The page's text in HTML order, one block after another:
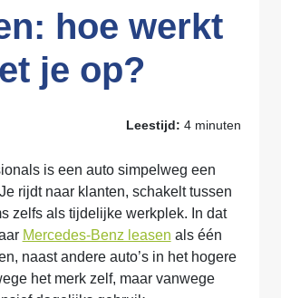
hoe werkt
je op?
Leestijd: 4 minuten
is een auto simpelweg een
rijdt naar klanten, schakelt tussen
zelfs als tijdelijke werkplek. In dat
Mercedes-Benz leasen als één
naast andere auto’s in het hogere
het merk zelf, maar vanwege